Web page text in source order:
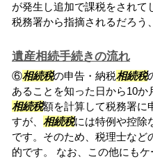
が発生し追加で課税をされて
税務署から指摘されるだろう
遺産相続手続きの流れ
⑥相続税の申告・納税相続税
あることを知った日から10か
相続税額を計算して税務署に
すが、 相続税には特例や控除
です。そのため、税理士など
的です。 なお、この他にも